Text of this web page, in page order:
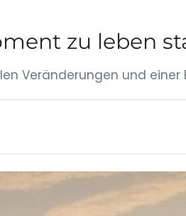
zu leben
Veränderungen und